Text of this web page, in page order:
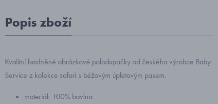
Popis zboží
Kvalitní bavlněné obrázkové polodupačky od českého výrobce Baby
Service z kolekce safari s béžovým úpletovým pasem.
materiál: 100% bavlna